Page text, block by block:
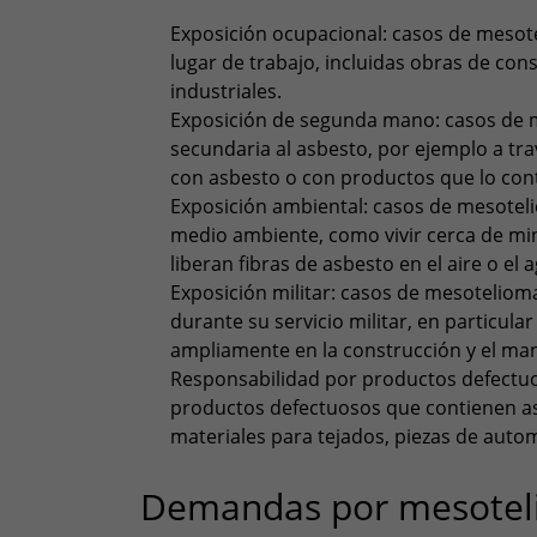
Exposición ocupacional: casos de
lugar de trabajo, incluidas obras de
industriales.
Exposición de segunda mano: casos
secundaria al asbesto, por ejemplo a
con asbesto o con productos que lo
Exposición ambiental: casos de
medio ambiente, como vivir cerca de
liberan fibras de asbesto en el aire o el
Exposición militar: casos de
durante su servicio militar, en
ampliamente en la construcción y el
Responsabilidad por productos
productos defectuosos que contienen
materiales para tejados, piezas de
Demandas por